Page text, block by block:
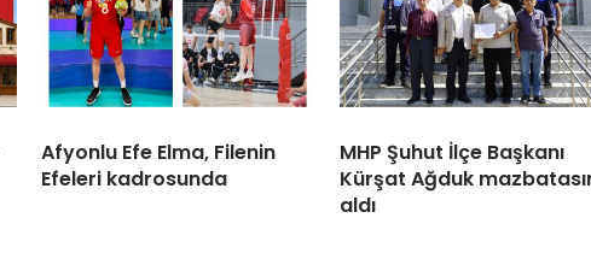
Afyonlu Efe Elma, Filenin
Efeleri kadrosunda
MHP Şuhut İlçe Başkanı
Kürşat Ağduk
aldı